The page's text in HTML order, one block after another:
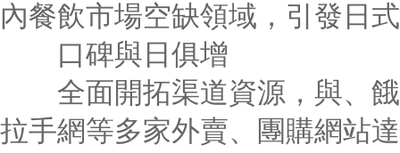
內餐飲市場空缺領域，引發日
口碑與日俱增
全面開拓渠道資源，與、餓
拉手網等多家外賣、團購網站